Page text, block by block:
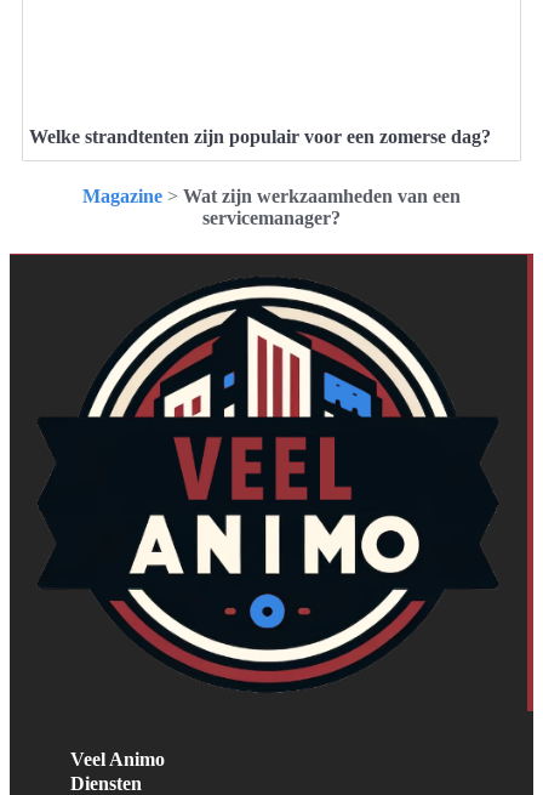
Welke strandtenten zijn populair voor een zomerse dag?
Magazine > Wat zijn werkzaamheden van een
servicemanager?
Veel Animo
Diensten